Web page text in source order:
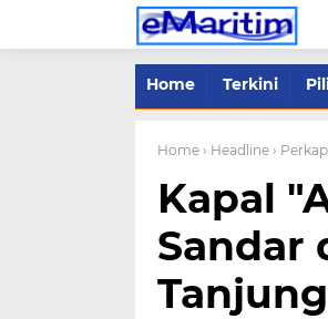
Home Terkini
Home › Headline ›
Kapal
Sandar